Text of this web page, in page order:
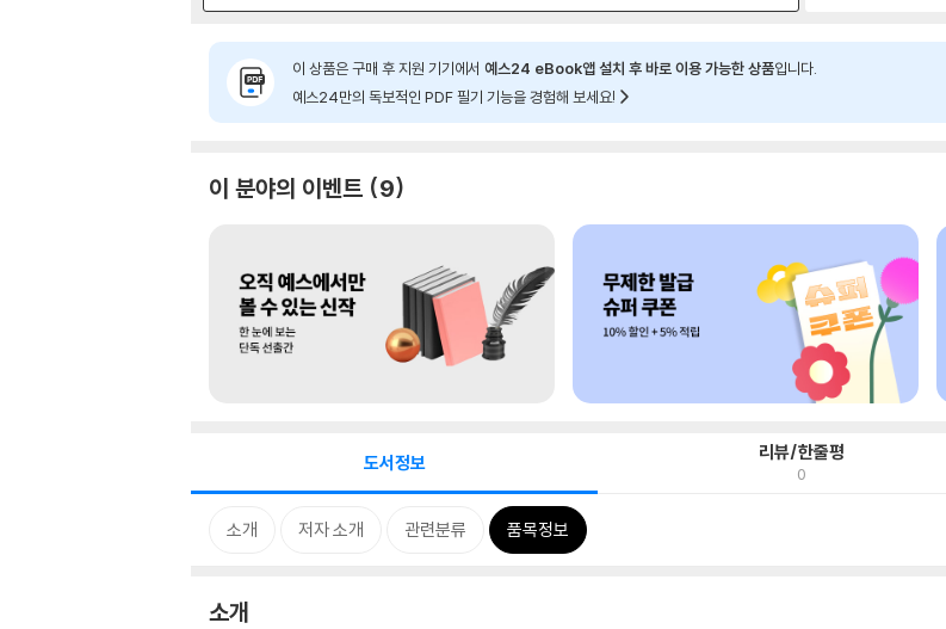
이 상품은 구매 후 지원 기기에서 예스24 eBook앱 설치 후 바로 이용 가능한 상품입니다.
예스24만의 독보적인 PDF 필기 기능을 경험해 보세요!
이 분야의 이벤트 9
도서정보 리뷰/한줄평
0
소개 저자 소개 관련분류 품목정보
소개